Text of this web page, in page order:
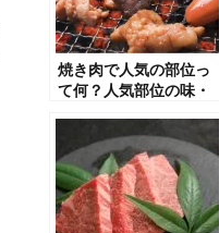
焼き肉で人気の部位っ
て何？人気部位の味・
ドメニューを紹介